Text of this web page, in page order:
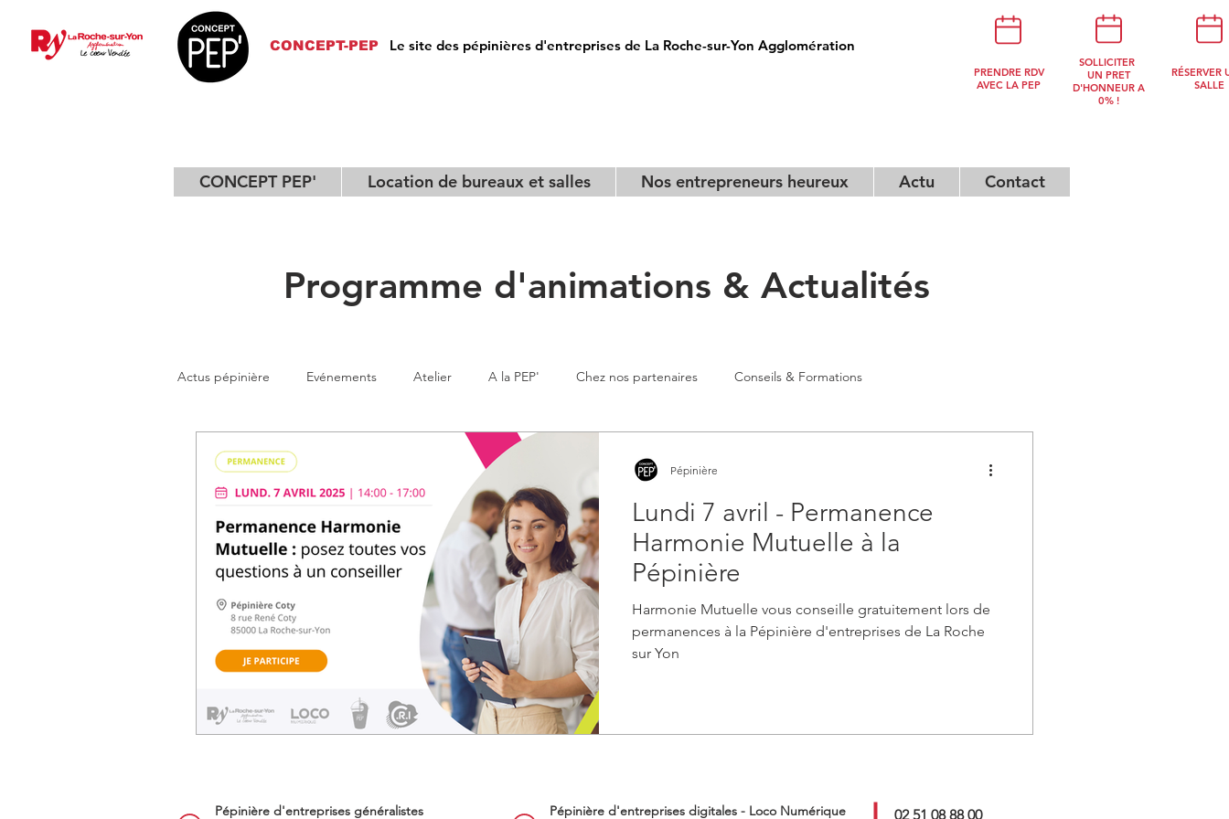
CONCEPT-PEP Le site des pépinières d'entreprises de La Roche-sur-Yon Agglomération
PRENDRE RDV
AVEC LA PEP
SOLLICITER
UN PRET
D'HONNEUR A
0% !
RÉSERVER
SALLE
CONCEPT PEP' Location de bureaux et salles Nos entrepreneurs heureux Actu Contact
Programme d'animations & Actualités
Actus pépinière Evénements Atelier A la PEP' Chez nos partenaires Conseils & Formations
Lundi 7 avril - Permanence
Harmonie Mutuelle à la
Pépinière
Harmonie Mutuelle vous conseille gratuitement lors de
permanences à la Pépinière d'entreprises de La Roche
sur Yon
Pépinière
Pépinière d'entreprises généralistes Pépinière d'entreprises digitales - Loco Numérique 02 51 08 88 00